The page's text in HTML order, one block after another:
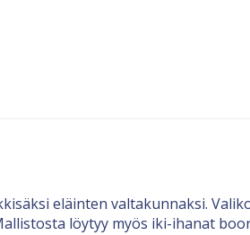
eläinten valtakunnaksi.
löytyy myös iki-ihanat